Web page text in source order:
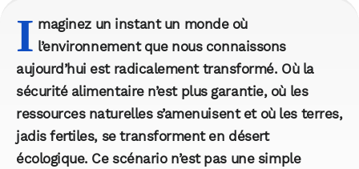
I maginez un instant un monde où
l’environnementque nous connaissons
aujourd’hui est radicalement transformé. Où la
sécurité alimentairen’est plus garantie, où les
ressources naturelless’amenuisent et où les terres,
jadis fertiles, se transforment en désert
écologique. Ce scénario n’est pas une simple